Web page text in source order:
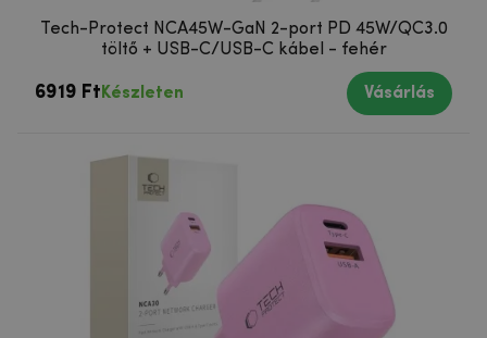
Tech-Protect NCA45W-GaN 2-port PD 45W/QC3.0
töltő + USB-C/USB-C kábel - fehér
6919 Ft Készleten Vásárlás